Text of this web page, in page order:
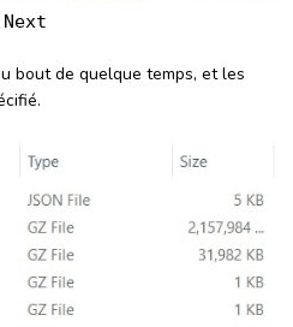
Next
bout de quelque temps, et les